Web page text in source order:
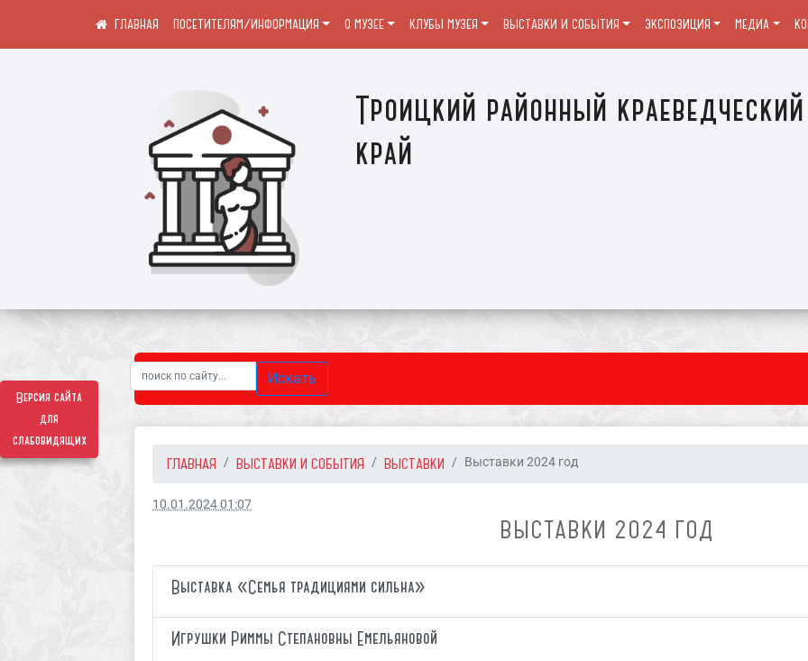
Версия сайта
для
слабовидящих
Троицкий районный
край
ПОСЕТИТЕЛЯМ/ИНФОРМАЦИЯ О МУЗЕЕ КЛУБЫ МУЗЕЯ ВЫСТАВКИ И СОБЫТИЯ ЭКСПОЗИЦИЯ МЕДИА
Искать
ГЛАВНАЯ ВЫСТАВКИ И СОБЫТИЯ ВЫСТАВКИ Выставки 2024 год
10.01.2024 01:07
ВЫСТАВКИ 2024 ГОД
Выставка «Семья традициями сильна»
Игрушки Риммы Степановны Емельяновой